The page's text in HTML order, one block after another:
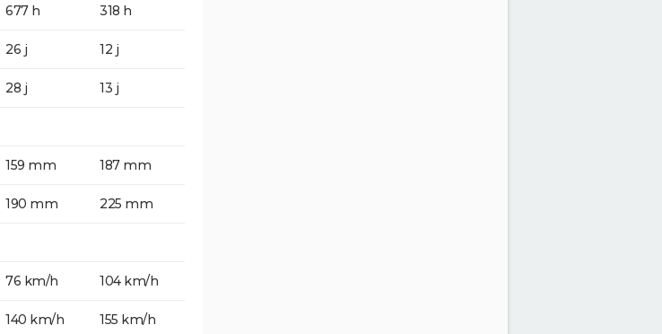
677 h 318 h
26 j 12 j
28 j 13 j
159 mm 187 mm
190 mm 225 mm
76 km/h 104 km/h
140 km/h 155 km/h